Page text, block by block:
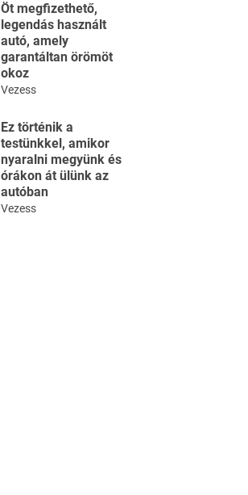
Öt megfizethető,
legendás használt
autó, amely
garantáltan örömöt
okoz
Vezess
Ez történik a
testünkkel, amikor
nyaralni megyünk és
órákon át ülünk az
autóban
Vezess